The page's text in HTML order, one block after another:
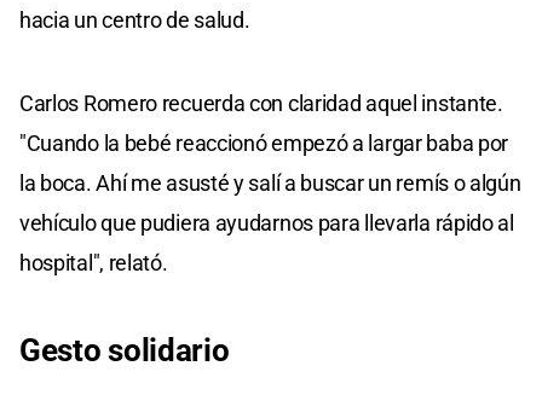
hacia un centro de salud.
Carlos Romero recuerda con claridad aquel instante.
"Cuando la bebé reaccionó empezó a largar baba por
la boca. Ahí me asusté y salí a buscar un remís o algún
vehículo que pudiera ayudarnos para llevarla rápido al
hospital", relató.
Gesto solidario